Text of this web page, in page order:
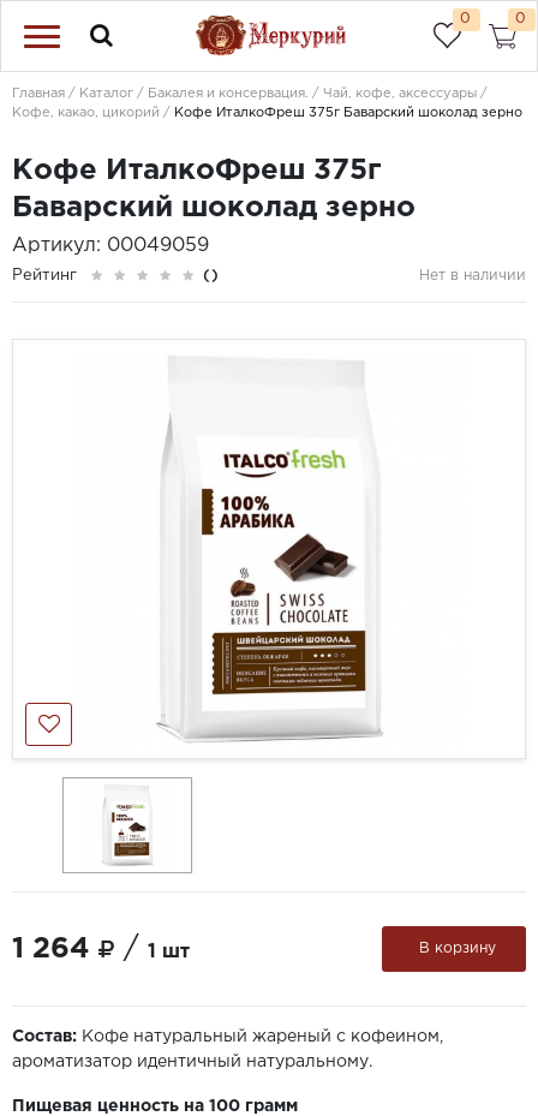
0 0
Главная Каталог Бакалея и консервация.
Чай, кофе, аксессуары
Кофе, какао, цикорий
Кофе ИталкоФреш 375г Баварский шоколад зерно
Кофе ИталкоФреш 375г
Баварский шоколад зерно
Артикул: 00049059
Рейтинг () Нет в наличии
1 264 / 1 шт В корзину
Состав: Кофе натуральный жареный с кофеином,
ароматизатор идентичный натуральному.
Пищевая ценность на 100 грамм